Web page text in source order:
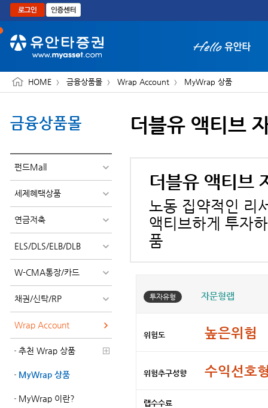
본문으로 바로가기
HOME 금융상품몰 Wrap Account MyWrap 상품
금융상품몰
펀드Mall
세제혜택상품
연금저축
ELS/DLS/ELB/DLB
W-CMA통장/카드
채권/신탁/RP
Wrap Account
추천 Wrap 상품
MyWrap 상품
MyWrap 이란?
더블유 액티브
더블유 액티브
노동 집약적인 리
액티브하게 투자
품
투자유형 자문형랩
위험도 높은위험
위험추구성향 수익선호
랩수수료